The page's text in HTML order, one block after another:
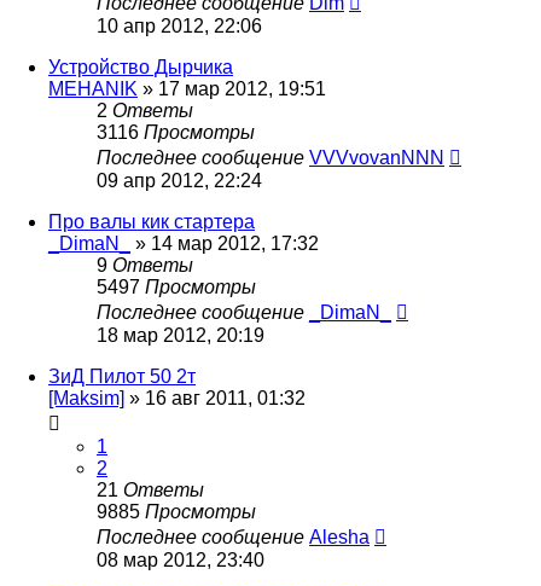
10 апр 2012, 22:06
Устройство Дырчика
MEHANIK » 17 мар 2012, 19:51
2 Ответы
3116 Просмотры
Последнее сообщение VVVvovanNNN
09 апр 2012, 22:24
Про валы кик стартера
_DimaN_
» 14 мар 2012, 17:32
9 Ответы
5497 Просмотры
Последнее сообщение
_DimaN_
18 мар 2012, 20:19
ЗиД Пилот 50 2т
[Maksim] » 16 авг 2011, 01:32
1
2
21 Ответы
9885 Просмотры
Последнее сообщение Alesha
08 мар 2012, 23:40